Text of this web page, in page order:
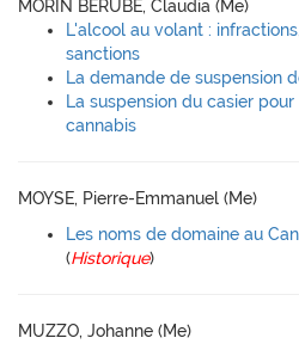
MORIN BÉRUBÉ, Claudia (Me)
L'alcool au volant :
sanctions
La demande de suspension
La suspension du casier
cannabis
MOYSE, Pierre-Emmanuel (Me)
Les noms de domaine au
(Historique)
MUZZO, Johanne (Me)